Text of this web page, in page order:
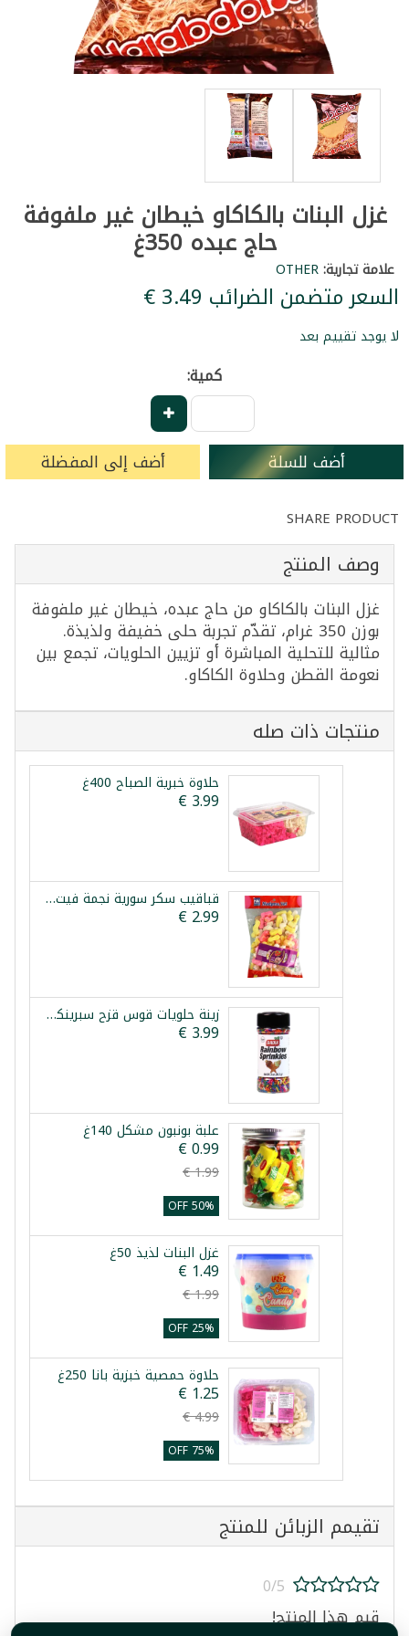
غزل البنات بالكاكاو خيطان غير ملفوفة
حاج عبده 350غ
علامة تجارية:OTHER
السعر متضمن الضرائب ‏3.49 €
لا يوجد تقييم بعد
كمية:
أضف للسلة أضف إلى المفضلة
SHARE PRODUCT
وصف المنتج
غزل البنات بالكاكاو من حاج عبده، خيطان غير ملفوفة
بوزن 350 غرام، تقدّم تجربة حلى خفيفة ولذيذة.
مثالية للتحلية المباشرة أو تزيين الحلويات، تجمع بين
نعومة القطن وحلاوة الكاكاو.
منتجات ذات صله
حلاوة خبرية الصباح 400غ
قباقيب سكر سورية نجمة فيت 250غ
زينة حلويات قوس قزح سبرينكلز 85غ
علبة بونبون مشكل 140غ
50% OFF
غزل البنات لذيذ 50غ
25% OFF
حلاوة حمصية خبزية بانا 250غ
75% OFF
تقيمم الزبائن للمنتج
0/5
قيم هذا المنتج!